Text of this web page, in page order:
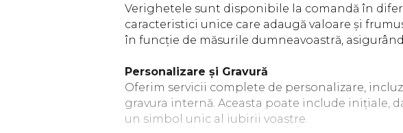
Verighetele sunt disponibile la comandă în
caracteristici unice care adaugă valoare și
în funcție de măsurile dumneavoastră,
Personalizare și Gravură
Oferim servicii complete de personalizare,
gravura internă. Aceasta poate include inițiale,
un simbol unic al iubirii voastre.